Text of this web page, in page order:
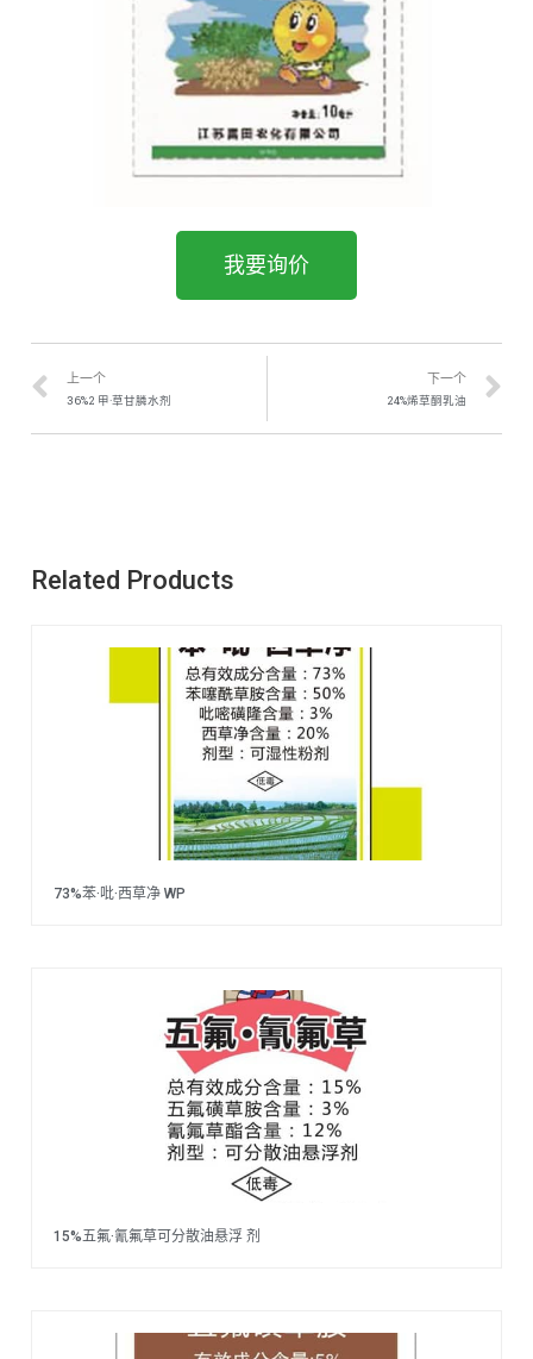
我要询价
上一个
36%2 甲·草甘膦水剂
下一个
24%烯草酮乳油
Related Products
73%苯·吡·西草净 WP
15%五氟·氰氟草可分散油悬浮 剂